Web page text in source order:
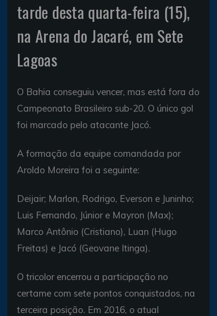
tarde desta quarta-feira (15),
na Arena do Jacaré, em Sete
Lagoas
O Bahia conseguiu vencer, mas está fora do
Campeonato Brasileiro sub-20. O único gol
foi marcado pelo atacante Jacó.
A formação da equipe comandada por
Aroldo Moreira foi a seguinte:
Deijair; Marlon, Rodrigo, Everson e Juninho;
Luis Fernando, Júnior e Mayron (Max);
Marco Antônio (Cristiano), Luan (Hugo
Freitas) e Jacó (Geovane Itinga).
O tricolor encerrou a participação no
certame com sete pontos conquistados, na
terceira posição. Em 2016, o atual